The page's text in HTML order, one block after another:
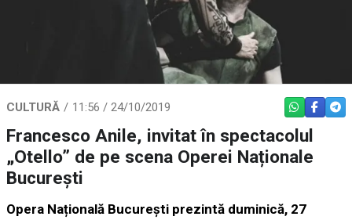
CULTURĂ 11:56 / 24/10/2019 WHATSAPP
Francesco Anile, invitat în spectacolul
„Otello” de pe scena Operei Naționale
București
Opera Națională București prezintă duminică, 27